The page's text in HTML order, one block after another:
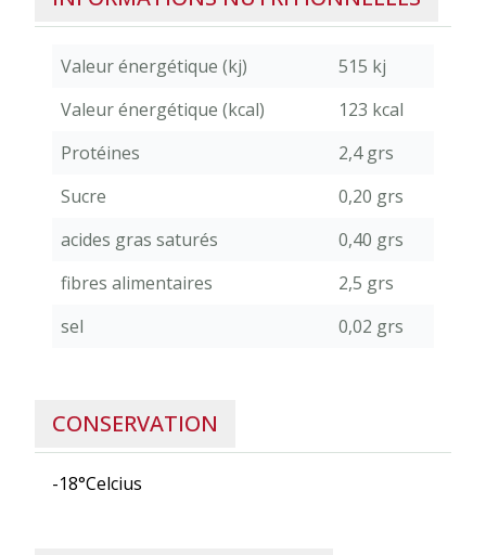
Valeur énergétique (kj)
515 kj
Valeur énergétique (kcal)
123 kcal
Protéines
2,4 grs
Sucre
0,20 grs
acides gras saturés
0,40 grs
fibres alimentaires
2,5 grs
sel
0,02 grs
CONSERVATION
-18°Celcius